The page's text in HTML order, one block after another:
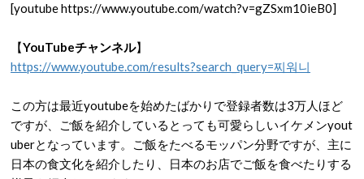
[youtube https://www.youtube.com/watch?v=gZSxm10ieB0]
【YouTubeチャンネル】
https://www.youtube.com/results?search_query=찌워니
この方は最近youtubeを始めたばかりで登録者数は3万人ほど
ですが、ご飯を紹介しているとっても可愛らしいイケメンyout
uberとなっています。ご飯をたべるモッパン分野ですが、主に
日本の食文化を紹介したり、日本のお店でご飯を食べたりする